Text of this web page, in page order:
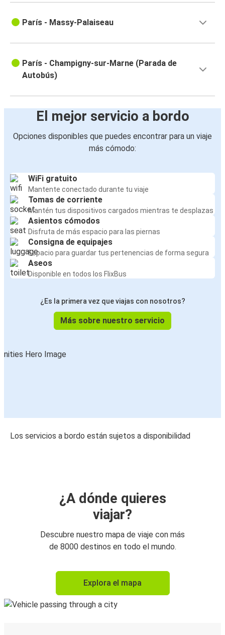
París - Massy-Palaiseau
París - Champigny-sur-Marne (Parada de
Autobús)
El mejor servicio a bordo
Opciones disponibles que puedes encontrar para un viaje
más cómodo:
WiFi gratuito
Mantente conectado durante tu viaje
Tomas de corriente
Mantén tus dispositivos cargados mientras te desplazas
Asientos cómodos
Disfruta de más espacio para las piernas
Consigna de equipajes
Espacio para guardar tus pertenencias de forma segura
Aseos
Disponible en todos los FlixBus
¿Es la primera vez que viajas con nosotros?
Más sobre nuestro servicio
Los servicios a bordo están sujetos a disponibilidad
¿A dónde quieres
viajar?
Descubre nuestro mapa de viaje con más
de 8000 destinos en todo el mundo.
Explora el mapa